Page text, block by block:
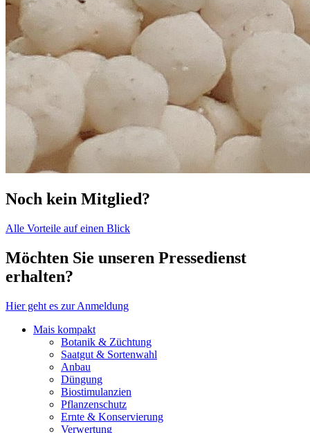
Noch kein Mitglied?
Alle Vorteile auf einen Blick
Möchten Sie unseren Pressedienst
erhalten?
Hier geht es zur Anmeldung
Mais kompakt
Botanik & Züchtung
Saatgut & Sortenwahl
Anbau
Düngung
Biostimulanzien
Pflanzenschutz
Ernte & Konservierung
Verwertung